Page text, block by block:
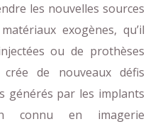
les nouvelles sources
exogènes, qu’il
ou de prothèses
de nouveaux défis
générés par les implants
connu en imagerie